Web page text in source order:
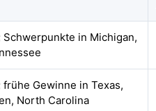
Schwerpunkte in Michigan,
frühe Gewinne in Texas,
North Carolina